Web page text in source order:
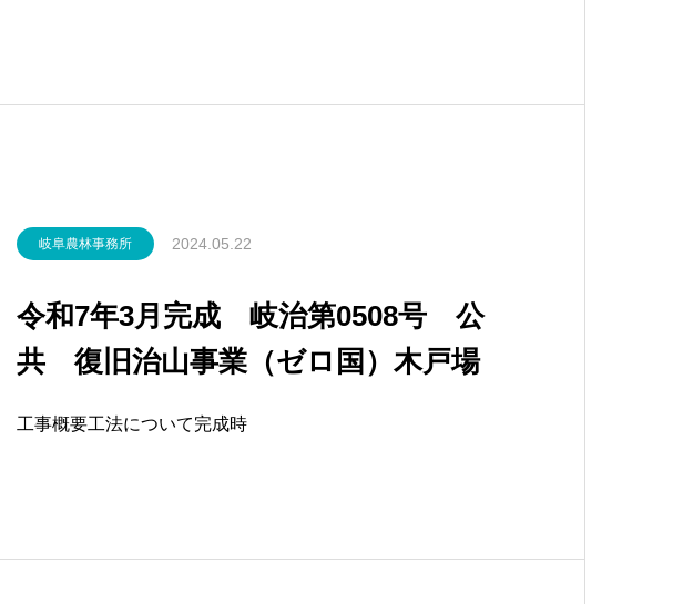
岐阜農林事務所 2024.05.22
令和7年3月完成 岐治第0508号 公
共 復旧治山事業（ゼロ国）木戸場
工事概要工法について完成時